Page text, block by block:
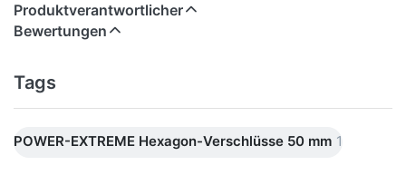
Produktverantwortlicher
Bewertungen
Tags
POWER-EXTREME Hexagon-Verschlüsse 50 mm 1